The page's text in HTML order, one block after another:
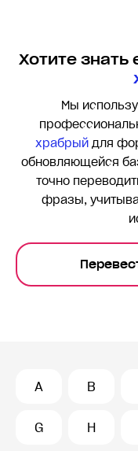
Хотите
Мы
храбрый для
обновляющейся
точно
фразы,
A B
G H